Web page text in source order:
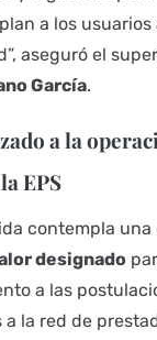
a los usuarios
aseguró el
García.
a la
EPS
contempla una
designado
a las
la red de